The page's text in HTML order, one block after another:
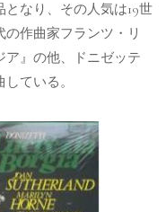
なり、その人気は19世
作曲家フランツ・リ
ア』の他、ドニゼッテ
ている。